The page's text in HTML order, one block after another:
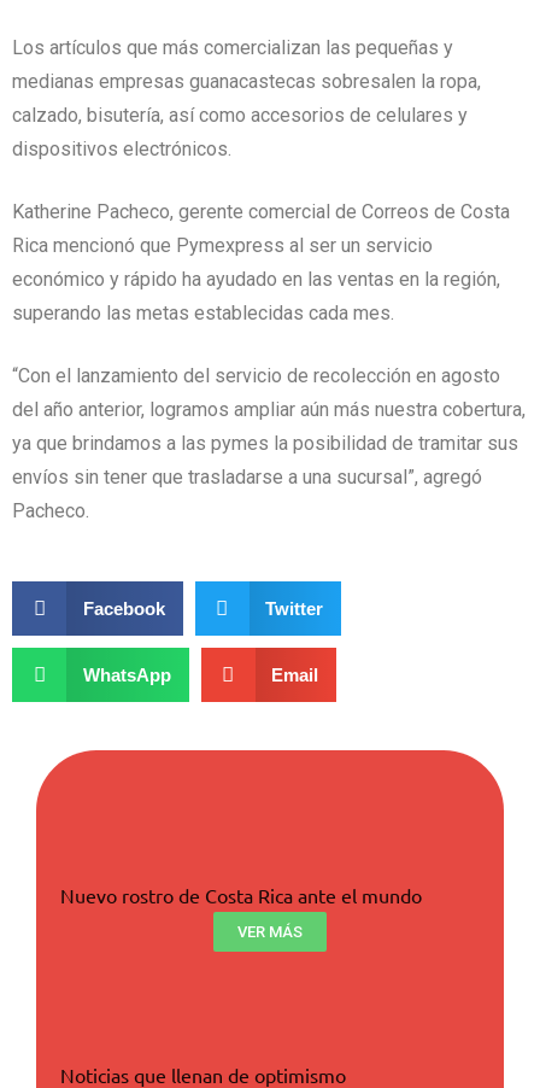
Los artículos que más comercializan las pequeñas y
medianas empresas guanacastecas sobresalen la ropa,
calzado, bisutería, así como accesorios de celulares y
dispositivos electrónicos.
Katherine Pacheco, gerente comercial de Correos de Costa
Rica mencionó que Pymexpress al ser un servicio
económico y rápido ha ayudado en las ventas en la región,
superando las metas establecidas cada mes.
“Con el lanzamiento del servicio de recolección en agosto
del año anterior, logramos ampliar aún más nuestra cobertura,
ya que brindamos a las pymes la posibilidad de tramitar sus
envíos sin tener que trasladarse a una sucursal”, agregó
Pacheco.
Facebook Twitter
WhatsApp Email
Nuevo rostro de Costa Rica ante el mundo
VER MÁS
Noticias que llenan de optimismo